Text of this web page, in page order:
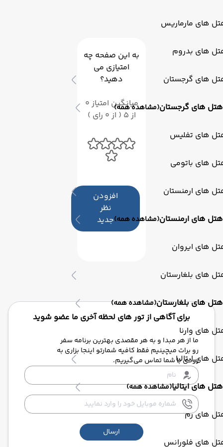
های مارماریس
های بدروم
های گرجستان
هتل های گرجستان(مشاهده همه)
های تفلیس
های باتومی
های ارمنستان
هتل های ارمنستان(مشاهده همه)
های ایروان
های بلغارستان
هتل های بلغارستان(مشاهده همه)
های وارنا
های ایتالیا
هتل های ایتالیا(مشاهده همه)
های رم
های فلورانس
به این صفحه چه
امتیازی می
دهید؟
میانگین امتیاز 0
از 5 ( از 0 رای )
افزودن
نظر
جدید
برای آگاهی از تور های لحظه آخری ما عضو شوید
ما از هر مبدا و به هر مقصدی بهترین برنامه سفر
رو برات میچینیم فقط کافیه شمارتو اینجا بزاری به
زودی با شما تماس می‌گیریم.
ارسال